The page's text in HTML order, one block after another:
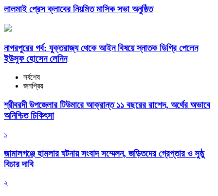
লালমাই প্রেস ক্লাবের নিয়মিত মাসিক সভা অনুষ্ঠিত
নাগরপুরের গর্ব: যুক্তরাজ্য থেকে আইন বিষয়ে স্নাতক ডিগ্রি পেলেন
ইউসুফ হোসেন লেনিন
সর্বশেষ
জনপ্রিয়
শ্রীবরদী উপজেলার টিউমারে আক্রান্ত ১১ বছরের রাশেদ, অর্থের অভাবে
অনিশ্চিত চিকিৎসা
১
জামালগঞ্জে হামলার ঘটনায় সংবাদ সম্মেলন, জড়িতদের গ্রেপ্তার ও সুষ্ঠু
বিচার দাবি
২